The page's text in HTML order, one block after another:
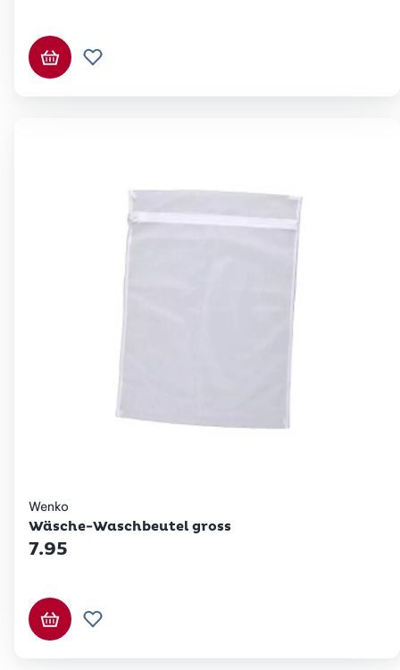
In den Warenkorb
Zur Wunschliste hinzufügen
Wenko
Wäsche-Waschbeutel gross
7.95
In den Warenkorb
Zur Wunschliste hinzufügen